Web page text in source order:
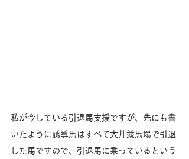
私が今している引退馬支援ですが、先にも書
いたように誘導馬はすべて大井競馬場で引退
した馬ですので、引退馬に乗っているという